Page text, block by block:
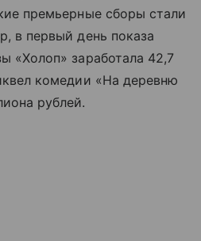
премьерные сборы стали
в первый день показа
«Холоп» заработала 42,7
комедии «На деревню
рублей.